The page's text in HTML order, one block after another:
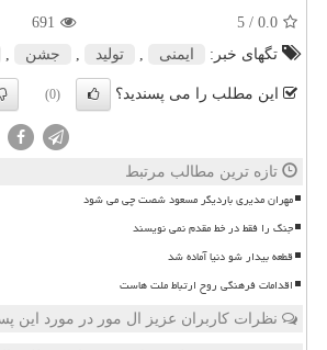
0.0
/ 5
691
تگهای خبر:
ایمنی تولید جشن
این مطلب را می پسندید؟ (0)
تازه ترین مطالب مرتبط
مهران مدیری باردیگر مسعود شصت چی می شود
جنگ را فقط در خط مقدم نمی نویسند
قطعه بیدار شو دنیا آماده شد
اقدامات فرهنگی روح ارتباط ملت هاست
نظرات کاربران عزیز ال مور در مورد این